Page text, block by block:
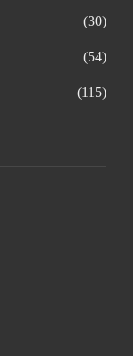
(30)
(54)
(115)